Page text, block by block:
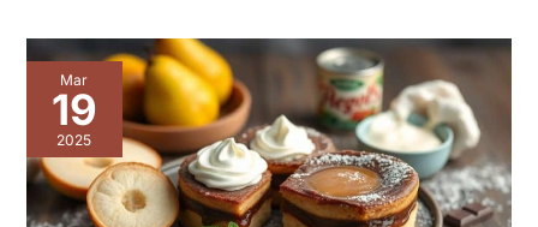
Mar
19
2025
Charlotte
poire-
chocolat
sans
allumage
de
four